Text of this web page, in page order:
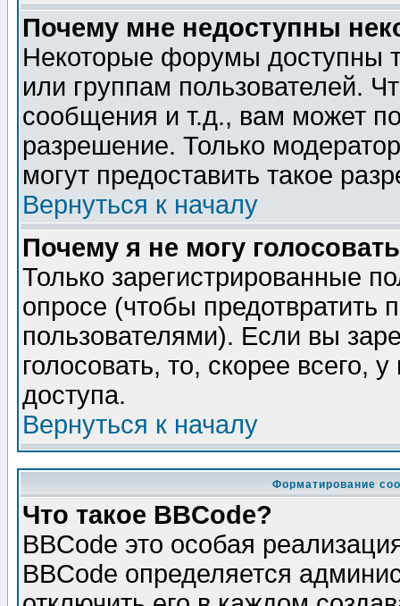
Почему мне недоступны
Некоторые форумы доступны
или группам пользователей.
сообщения и т.д., вам может
разрешение. Только
могут предоставить такое
Вернуться к началу
Почему я не могу
Только зарегистрированные
опросе (чтобы предотвратить
пользователями). Если вы
голосовать, то, скорее всего,
доступа.
Вернуться к началу
Форматирование
Что такое BBCode?
BBCode это особая
BBCode определяется